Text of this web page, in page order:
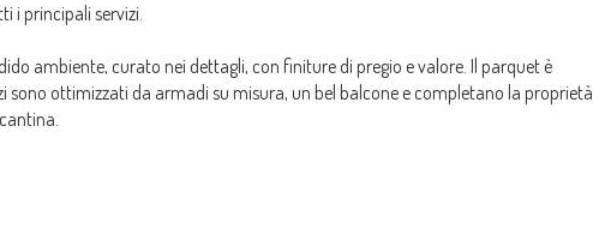
i principali servizi.
ambiente, curato nei dettagli, con finiture di pregio e valore. Il parquet è
sono ottimizzati da armadi su misura, un bel balcone e completano la proprietà